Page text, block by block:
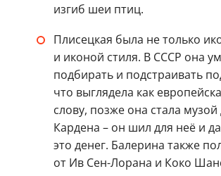
изгиб шеи птиц.
Плисецкая была не только
и иконой стиля. В СССР она
подбирать и подстраивать
что выглядела как
слову, позже она стала
Кардена – он шил для неё и
это денег. Балерина также
от Ив Сен-Лорана и Коко